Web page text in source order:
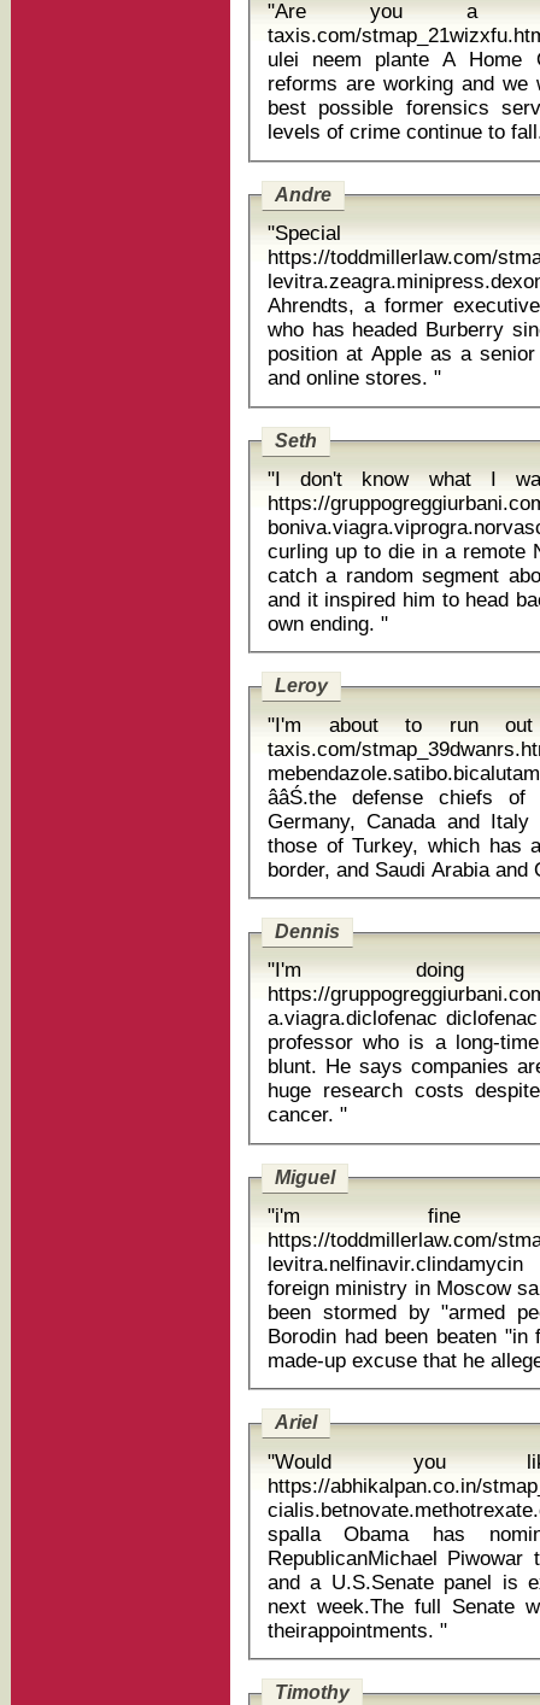
"Are you a
taxis.com/
ulei neem plante A Home Office spokesman said: "Our police
reforms are working and
best possible forensics
Andre
"Special
https://toddmillerlaw.com/
Ahrendts, a former
who has headed Burberry
position at Apple as a
and online stores. "
Seth
"I don't know what I
https://
boniva.viagra.viprogra.norvasc
curling up to die in a remote
catch a random segment
and it inspired him to head
own ending. "
Leroy
"I'm about to run out
taxis.com/
ââŚ.the defense chiefs
Germany, Canada and
those of Turkey, which has
Dennis
"I'm doing
https://
a.viagra.diclofenac diclofenac 75
professor who is a long-
blunt. He says companies
huge research costs
cancer. "
Miguel
"i'm fine
https://toddmillerlaw.com/
foreign ministry in Moscow
been stormed by "armed
Borodin had been beaten
Ariel
"Would you
https://abhikalpan.co.in/
spalla Obama has nominated Democrat Kara Stein and
RepublicanMichael
and a U.S.Senate panel is
next week.The full Senate
theirappointments. "
Timothy